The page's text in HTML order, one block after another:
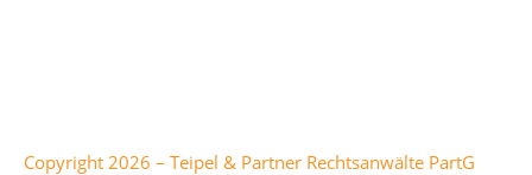
Copyright 2026 – Teipel & Partner Rechtsanwälte PartG